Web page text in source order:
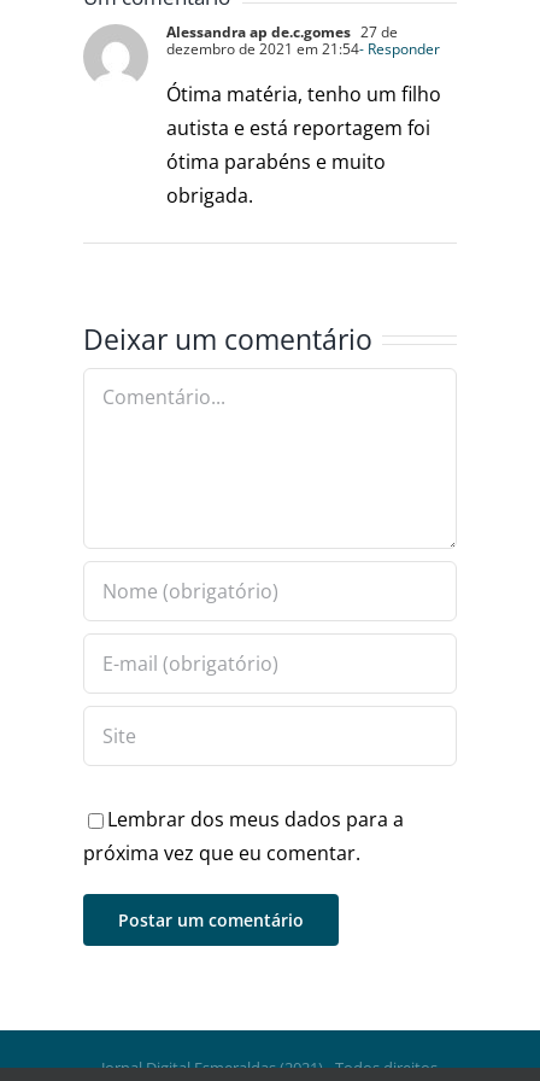
Alessandra ap de.c.gomes 27 de
dezembro de 2021 em 21:54- Responder
Ótima matéria, tenho um filho
autista e está reportagem foi
ótima parabéns e muito
obrigada.
Deixar um comentário
Comentário
Lembrar dos meus dados para a
próxima vez que eu comentar.
Jornal Digital Esmeraldas (2021) - Todos direitos